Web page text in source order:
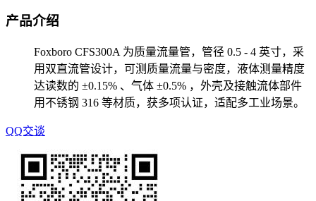
产品介绍
Foxboro CFS300A 为质量流量管，管径 0.5 - 4 英寸，采
用双直流管设计，可测质量流量与密度，液体测量精度
达读数的 ±0.15% 、气体 ±0.5% ，外壳及接触流体部件
用不锈钢 316 等材质，获多项认证，适配多工业场景。
QQ交谈